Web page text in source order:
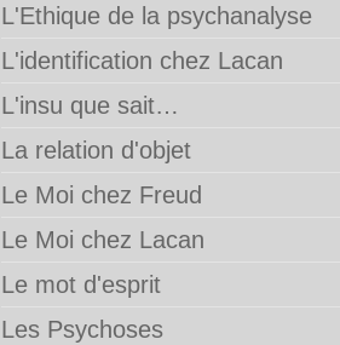
L'Ethique de la psychanalyse
L'identification chez Lacan
L'insu que sait…
La relation d'objet
Le Moi chez Freud
Le Moi chez Lacan
Le mot d'esprit
Les Psychoses